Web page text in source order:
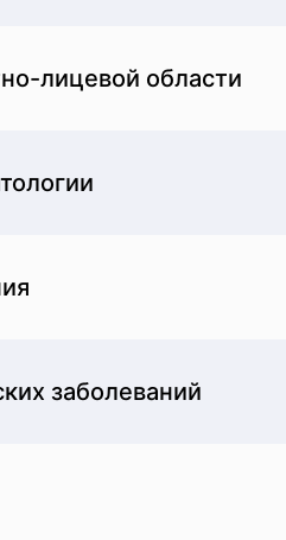
лицевой области
заболеваний